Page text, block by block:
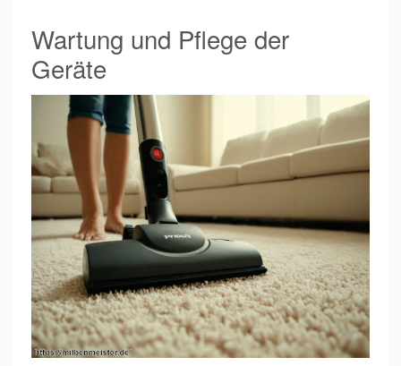
Wartung und Pflege der
Geräte